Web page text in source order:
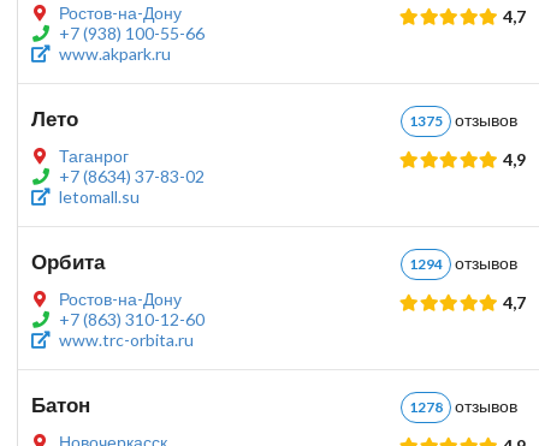
Ростов-на-Дону
+7 (938) 100-55-66
www.akpark.ru
4,7
Лето 1375
Таганрог
+7 (8634) 37-83-02
letomall.su
4,9
Орбита 1294
Ростов-на-Дону
+7 (863) 310-12-60
www.trc-orbita.ru
4,7
Батон 1278
Новочеркасск